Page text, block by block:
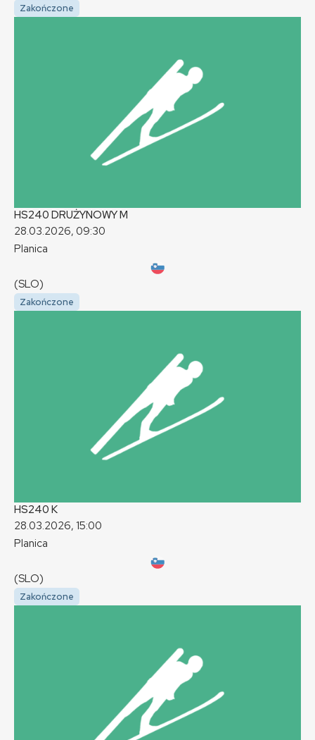
Zakończone
HS240 DRUŻYNOWYM
28.03.2026, 09:30
Planica
(SLO)
Zakończone
HS240 K
28.03.2026, 15:00
Planica
(SLO)
Zakończone